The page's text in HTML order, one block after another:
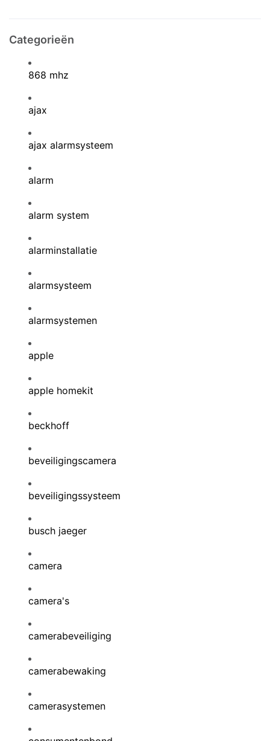
Categorieën
868 mhz
ajax
ajax alarmsysteem
alarm
alarm system
alarminstallatie
alarmsysteem
alarmsystemen
apple
apple homekit
beckhoff
beveiligingscamera
beveiligingssysteem
busch jaeger
camera
camera's
camerabeveiliging
camerabewaking
camerasystemen